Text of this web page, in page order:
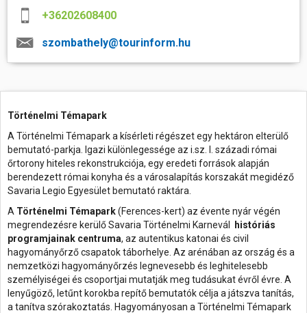
+36202608400
szombathely@tourinform.hu
Történelmi Témapark
A Történelmi Témapark a kísérleti régészet egy hektáron elterülő
bemutató-parkja. Igazi különlegessége az i.sz. I. századi római
őrtorony hiteles rekonstrukciója, egy eredeti források alapján
berendezett római konyha és a városalapítás korszakát megidéző
Savaria Legio Egyesület bemutató raktára.
A Történelmi Témapark(Ferences-kert) az évente nyár végén
megrendezésre kerülő Savaria Történelmi Karnevál
históriás
programjainak centruma, az autentikus katonai és civil
hagyományőrző csapatok táborhelye. Az arénában az ország és a
nemzetközi hagyományőrzés legnevesebb és leghitelesebb
személyiségei és csoportjai mutatják meg tudásukat évről évre. A
lenyűgöző, letűnt korokba repítő bemutatók célja a játszva tanítás,
a tanítva szórakoztatás. Hagyományosan a Történelmi Témapark